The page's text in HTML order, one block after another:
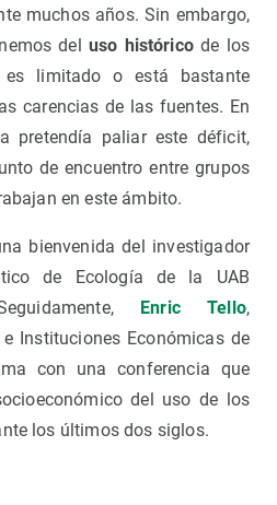
muchos años. Sin embargo,
del uso históricode los
es limitado o está bastante
carencias de las fuentes. En
pretendía paliar este déficit,
de encuentro entre grupos
en este ámbito.
bienvenida del investigador
de Ecología de la UAB
Enric Tello,
Instituciones Económicas de
con una conferencia que
del uso de los
los últimos dos siglos.